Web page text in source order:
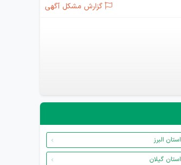
گزارش مشکل آگهی
استان البرز
استان گیلان